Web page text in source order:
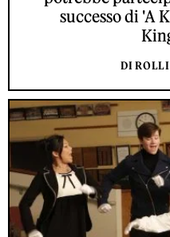
successo di 'A
DI